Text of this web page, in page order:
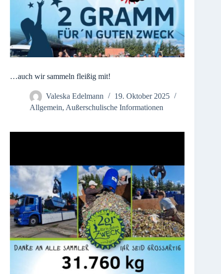
…auch wir sammeln fleißig mit!
Valeska Edelmann
19. Oktober 2025
Allgemein, Außerschulische Informationen